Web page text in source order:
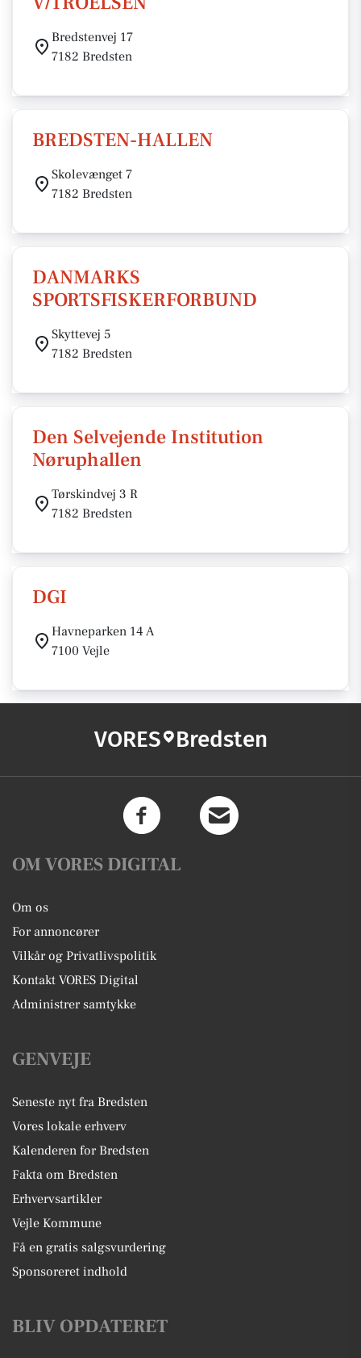
Bredstenvej 17
7182 Bredsten
BREDSTEN-HALLEN
Skolevænget 7
7182 Bredsten
DANMARKS
SPORTSFISKERFORBUND
Skyttevej 5
7182 Bredsten
Den Selvejende Institution
Nøruphallen
Tørskindvej 3 R
7182 Bredsten
DGI
Havneparken 14 A
7100 Vejle
VORES Bredsten
OM VORES DIGITAL
Om os
For annoncører
Vilkår og Privatlivspolitik
Kontakt VORES Digital
Administrer samtykke
GENVEJE
Seneste nyt fra Bredsten
Vores lokale erhverv
Kalenderen for Bredsten
Fakta om Bredsten
Erhvervsartikler
Vejle Kommune
Få en gratis salgsvurdering
Sponsoreret indhold
BLIV OPDATERET